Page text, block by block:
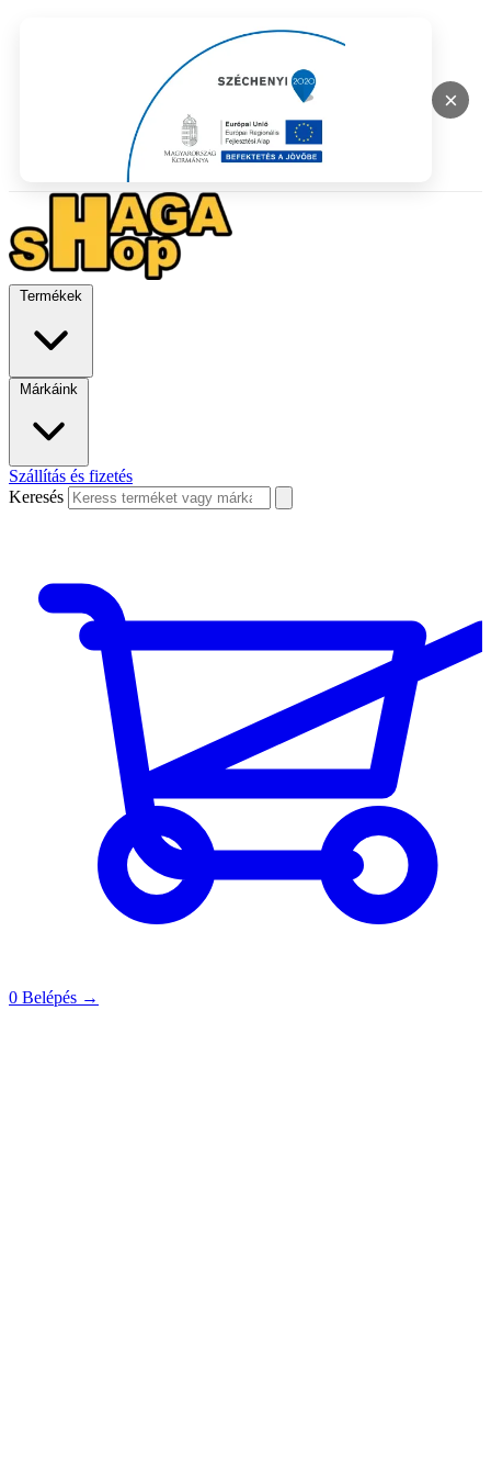
×
Termékek
Márkáink
Szállítás és fizetés
Keresés
0 Belépés →